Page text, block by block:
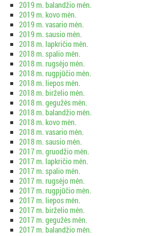
2019 m. balandžio mėn.
2019 m. kovo mėn.
2019 m. vasario mėn.
2019 m. sausio mėn.
2018 m. lapkričio mėn.
2018 m. spalio mėn.
2018 m. rugsėjo mėn.
2018 m. rugpjūčio mėn.
2018 m. liepos mėn.
2018 m. birželio mėn.
2018 m. gegužės mėn.
2018 m. balandžio mėn.
2018 m. kovo mėn.
2018 m. vasario mėn.
2018 m. sausio mėn.
2017 m. gruodžio mėn.
2017 m. lapkričio mėn.
2017 m. spalio mėn.
2017 m. rugsėjo mėn.
2017 m. rugpjūčio mėn.
2017 m. liepos mėn.
2017 m. birželio mėn.
2017 m. gegužės mėn.
2017 m. balandžio mėn.